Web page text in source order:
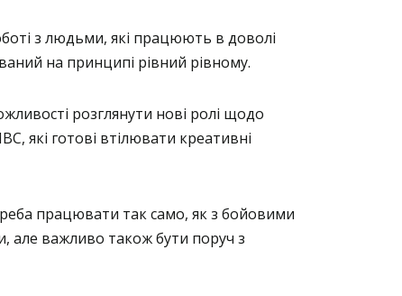
з людьми, які працюють в доволі
на принципі рівний рівному.
розглянути нові ролі щодо
які готові втілювати креативні
працювати так само, як з бойовими
важливо також бути поруч з